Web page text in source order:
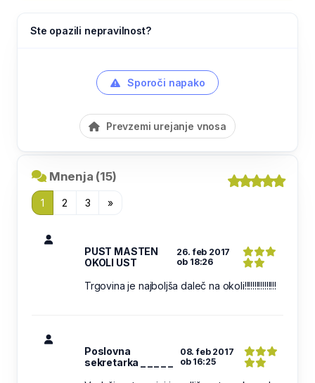
Ste opazili nepravilnost?
Sporoči napako
Prevzemi urejanje vnosa
Mnenja (15)
1 2 3 »
PUST MASTEN
OKOLI UST
26. feb 2017
ob 18:26
Trgovina je najboljša daleč na okoli!!!!!!!!!!!!!!!!
Poslovna
sekretarka _ _ _ _ _
08. feb 2017
ob 16:25